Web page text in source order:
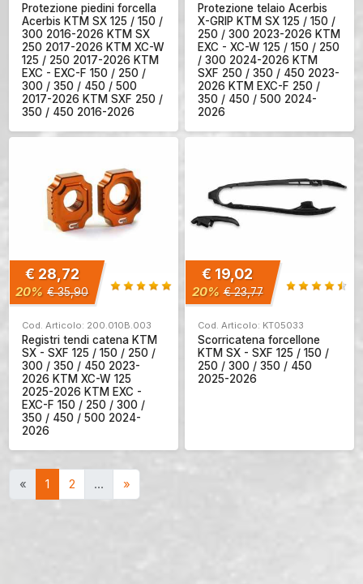
Protezione piedini forcella
Acerbis KTM SX 125 / 150 /
300 2016-2026 KTM SX
250 2017-2026 KTM XC-W
125 / 250 2017-2026 KTM
EXC - EXC-F 150 / 250 /
300 / 350 / 450 / 500
2017-2026 KTM SXF 250 /
350 / 450 2016-2026
Protezione telaio Acerbis
X-GRIP KTM SX 125 / 150 /
250 / 300 2023-2026 KTM
EXC - XC-W 125 / 150 / 250
/ 300 2024-2026 KTM
SXF 250 / 350 / 450 2023-
2026 KTM EXC-F 250 /
350 / 450 / 500 2024-
2026
€ 28,72
20% € 35,90
Cod. Articolo: 200.010B.003
Registri tendi catena KTM
SX - SXF 125 / 150 / 250 /
300 / 350 / 450 2023-
2026 KTM XC-W 125
2025-2026 KTM EXC -
EXC-F 150 / 250 / 300 /
350 / 450 / 500 2024-
2026
€ 19,02
20% € 23,77
Cod. Articolo: KT05033
Scorricatena forcellone
KTM SX - SXF 125 / 150 /
250 / 300 / 350 / 450
2025-2026
« 1 2 … »